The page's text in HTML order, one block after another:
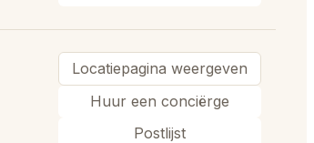
Locatiepagina weergeven
Huur een conciërge
Postlijst